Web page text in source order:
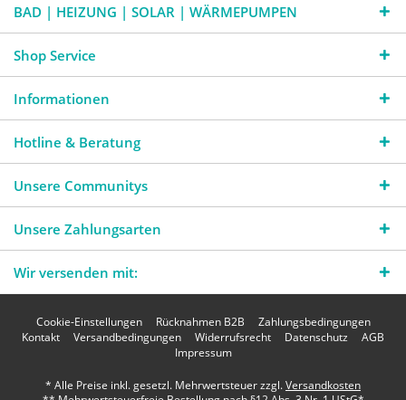
BAD | HEIZUNG | SOLAR | WÄRMEPUMPEN
Shop Service
Informationen
Hotline & Beratung
Unsere Communitys
Unsere Zahlungsarten
Wir versenden mit:
Cookie-Einstellungen Rücknahmen B2B
Zahlungsbedingungen
Kontakt
Versandbedingungen Widerrufsrecht Datenschutz
AGB
Impressum
* Alle Preise inkl. gesetzl. Mehrwertsteuer zzgl.Versandkosten